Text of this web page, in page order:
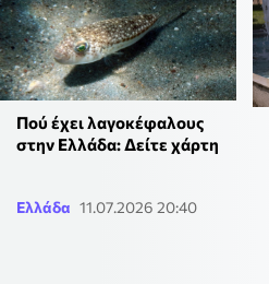
Πού έχει λαγοκέφαλους
στην Ελλάδα: Δείτε χάρτη
Ελλάδα 11.07.2026 20:40